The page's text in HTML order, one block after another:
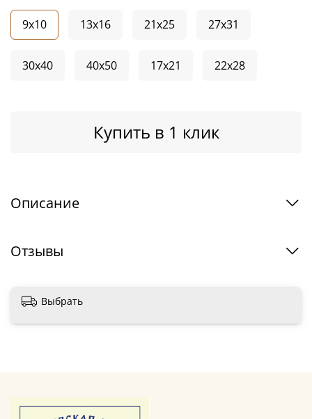
Купить в 1 клик
9x10 13x16 21x25 27x31
30x40 40x50 17x21 22x28
Описание
Отзывы
Выбрать